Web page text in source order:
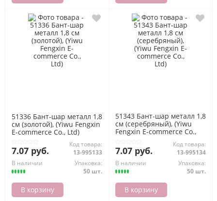
51336 Бант-шар металл 1,8
см (золотой), (Yiwu Fengxin
E-commerce Co., Ltd)
7.07 руб.
Код товара:
13-995133
В наличии
Упаковка:
50 шт.
В корзину
51343 Бант-шар металл 1,8
см (серебряный), (Yiwu
Fengxin E-commerce Co.,
7.07 руб.
Код товара:
13-995134
В наличии
Упаковка:
50 шт.
В корзину